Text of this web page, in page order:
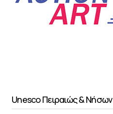
Unesco Πειραιώς & Νήσων